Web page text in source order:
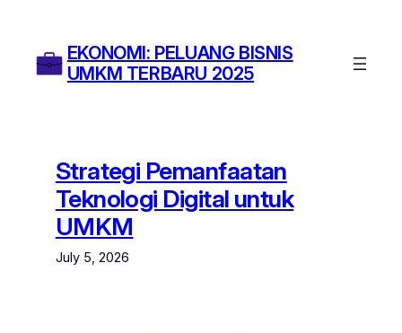
content
EKONOMI: PELUANG BISNIS
UMKM TERBARU 2025
Strategi Pemanfaatan
Teknologi Digital untuk
UMKM
July 5, 2026